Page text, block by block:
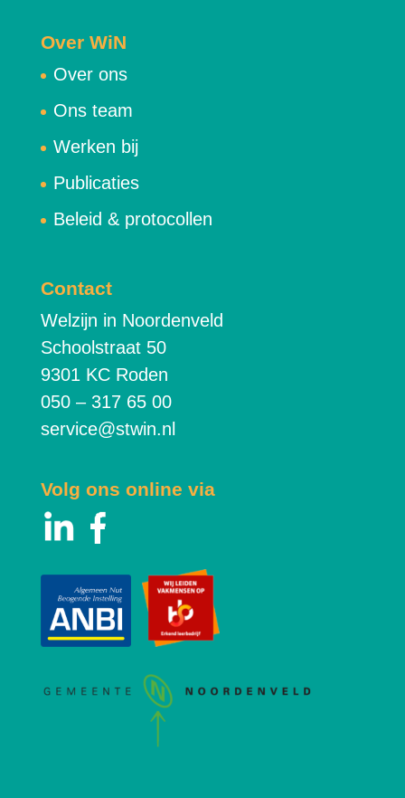
Over WiN
Over ons
Ons team
Werken bij
Publicaties
Beleid & protocollen
Contact
Welzijn in Noordenveld
Schoolstraat 50
9301 KC Roden
050 – 317 65 00
service@stwin.nl
Volg ons online via